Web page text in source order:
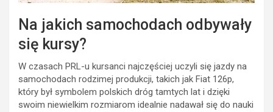
Na jakich samochodach odbywały
się kursy?
W czasach PRL-u kursanci najczęściej uczyli się jazdy na
samochodach rodzimej produkcji, takich jak Fiat 126p,
który był symbolem polskich dróg tamtych lat i dzięki
swoim niewielkim rozmiarom idealnie nadawał się do nauki